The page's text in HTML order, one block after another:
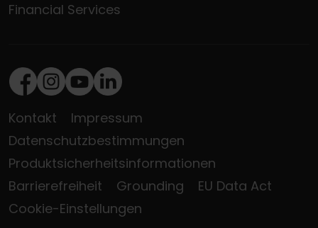
Financial Services
Facebook
Instagram
Youtube
LinkedIn
Kontakt
Impressum
Datenschutzbestimmungen
Produktsicherheitsinformationen
Barrierefreiheit
Grounding
EU Data Act
Cookie-Einstellungen